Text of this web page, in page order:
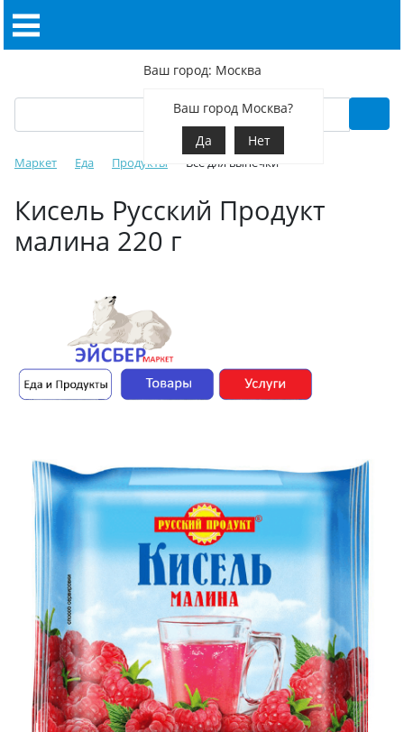
Ваш город: Москва
Ваш город Москва?
Да
Нет
Маркет Еда Продукты Все для выпечки
Кисель Русский Продукт
малина 220 г